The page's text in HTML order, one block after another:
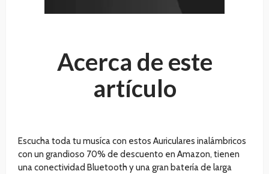
Acerca de este
artículo
Escucha toda tu musíca con estos Auriculares inalámbricos
con un grandioso 70% de descuento en Amazon, tienen
una conectividad Bluetooth y una gran batería de larga